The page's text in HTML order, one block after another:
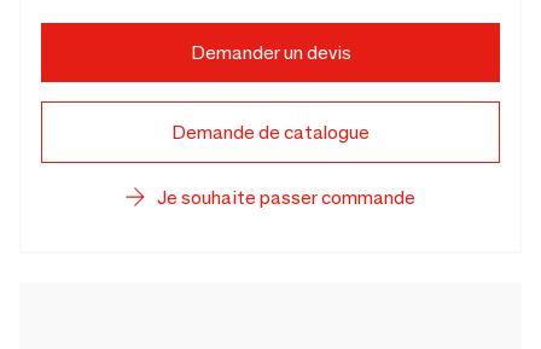
Demander un devis
Demande de catalogue
Je souhaite passer commande